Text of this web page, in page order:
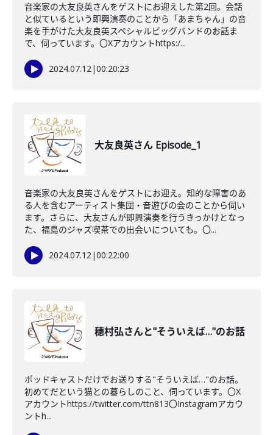
音楽家の大友良英さんをゲストにお迎えした第2回。会話
と似ているという即興演奏のことから「あまちゃん」の音
楽を手がけた大友良英スペシャルビッグバンドのお話ま
で、伺っています。〇Xアカウントhttps:/...
2024.07.12|00:20:23
大友良英さん Episode_1
音楽家の大友良英さんをゲストにお迎え。知的な障害のあ
る人を含むアーティスト集団・音遊びの会のことから伺い
ます。さらに、大友さんが即興演奏を行うきっかけとなっ
た、福島のジャズ喫茶での出会いについても。〇...
2024.07.12|00:22:00
穂村弘さんと"そういえば…"のお話
ポッドキャストだけでお送りする"そういえば…"のお話。
初めてだという猫との暮らしのこと、伺っています。〇X
アカウントhttps://twitter.com/ttn813〇Instagramアカウ
ントh...